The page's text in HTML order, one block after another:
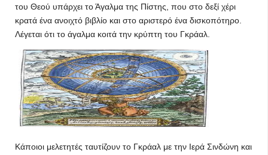
του Θεού υπάρχει το Άγαλμα της Πίστης, που στο δεξί χέρι
κρατά ένα ανοιχτό βιβλίο και στο αριστερό ένα δισκοπότηρο.
Λέγεται ότι το άγαλμα κοιτά την κρύπτη του Γκράαλ.
Κάποιοι μελετητές ταυτίζουν το Γκράαλ με την Ιερά Σινδώνη και